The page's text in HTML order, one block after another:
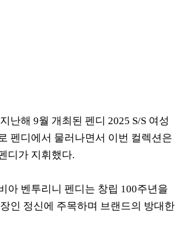
난해 9월 개최된 펜디 2025 S/S 여성
펜디에서 물러나면서 이번 컬렉션은
디가 지휘했다.
아 벤투리니 펜디는 창립 100주년을
인 정신에 주목하며 브랜드의 방대한